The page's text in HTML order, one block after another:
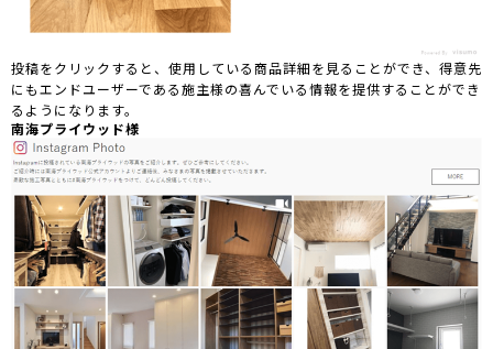
投稿をクリックすると、使用している商品詳細を見ることができ、得意先
にもエンドユーザーである施主様の喜んでいる情報を提供することができ
るようになります。
南海プライウッド様